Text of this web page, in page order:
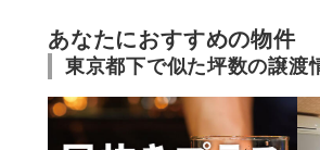
あなたにおすすめの物件
東京都下で似た坪数の譲渡